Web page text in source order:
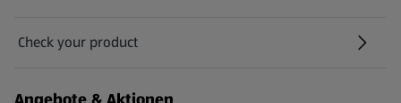
Check your product
(öffnet in einem neuen Tab)